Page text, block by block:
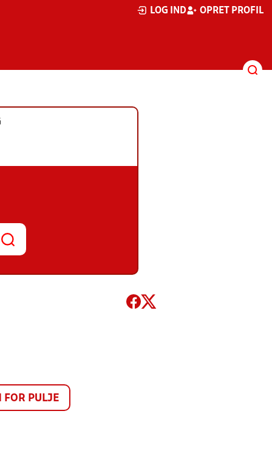
LOG IND OPRET PROFIL
PULJE